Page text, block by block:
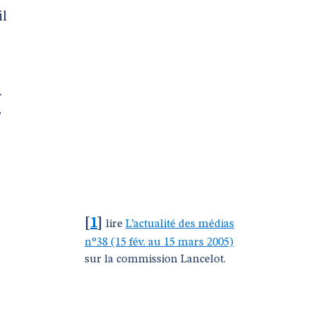
1 lire L’actualité des médias
n°38 (15 fév. au 15 mars 2005)
sur la commission Lancelot.